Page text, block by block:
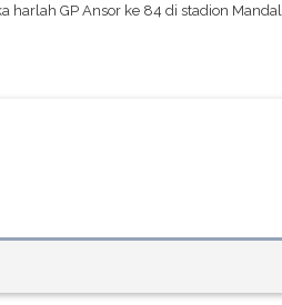
harlah GP Ansor ke 84 di stadion